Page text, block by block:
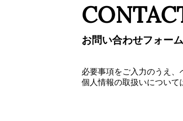
お問い合わせフォーム
必要事項をご入力のうえ、
個人情報の取扱いについて